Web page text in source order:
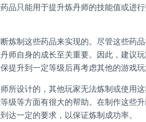
品只能用于提升炼丹师的技能值或进
炼制这些药品来实现的。尽管这些药
师自身的成长至关重要。因此，建议
提升到一定等级后再考虑其他的游戏玩
所设计的，其他玩家无法炼制或使用这
级等方面有很大的帮助。在制作这些升
达一定的要求，以保证炼制成功率。